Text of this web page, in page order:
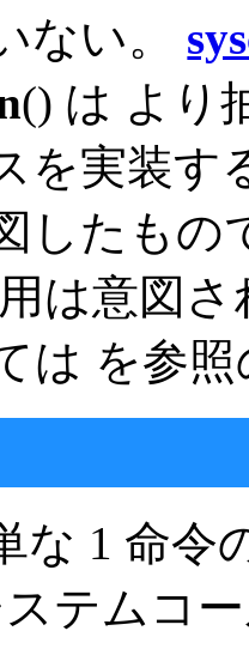
ない。
() は より
を実装す
したもの
は意図
は を参
な 1 命令
テムコ